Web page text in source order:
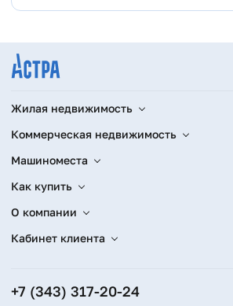
Жилая недвижимость
Коммерческая недвижимость
Машиноместа
Как купить
О компании
Кабинет клиента
+7 (343) 317-20-24